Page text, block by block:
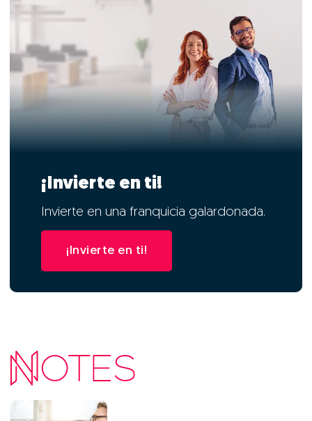
¡Invierte en ti!
Invierte en una franquicia galardonada.
¡Invierte en ti!